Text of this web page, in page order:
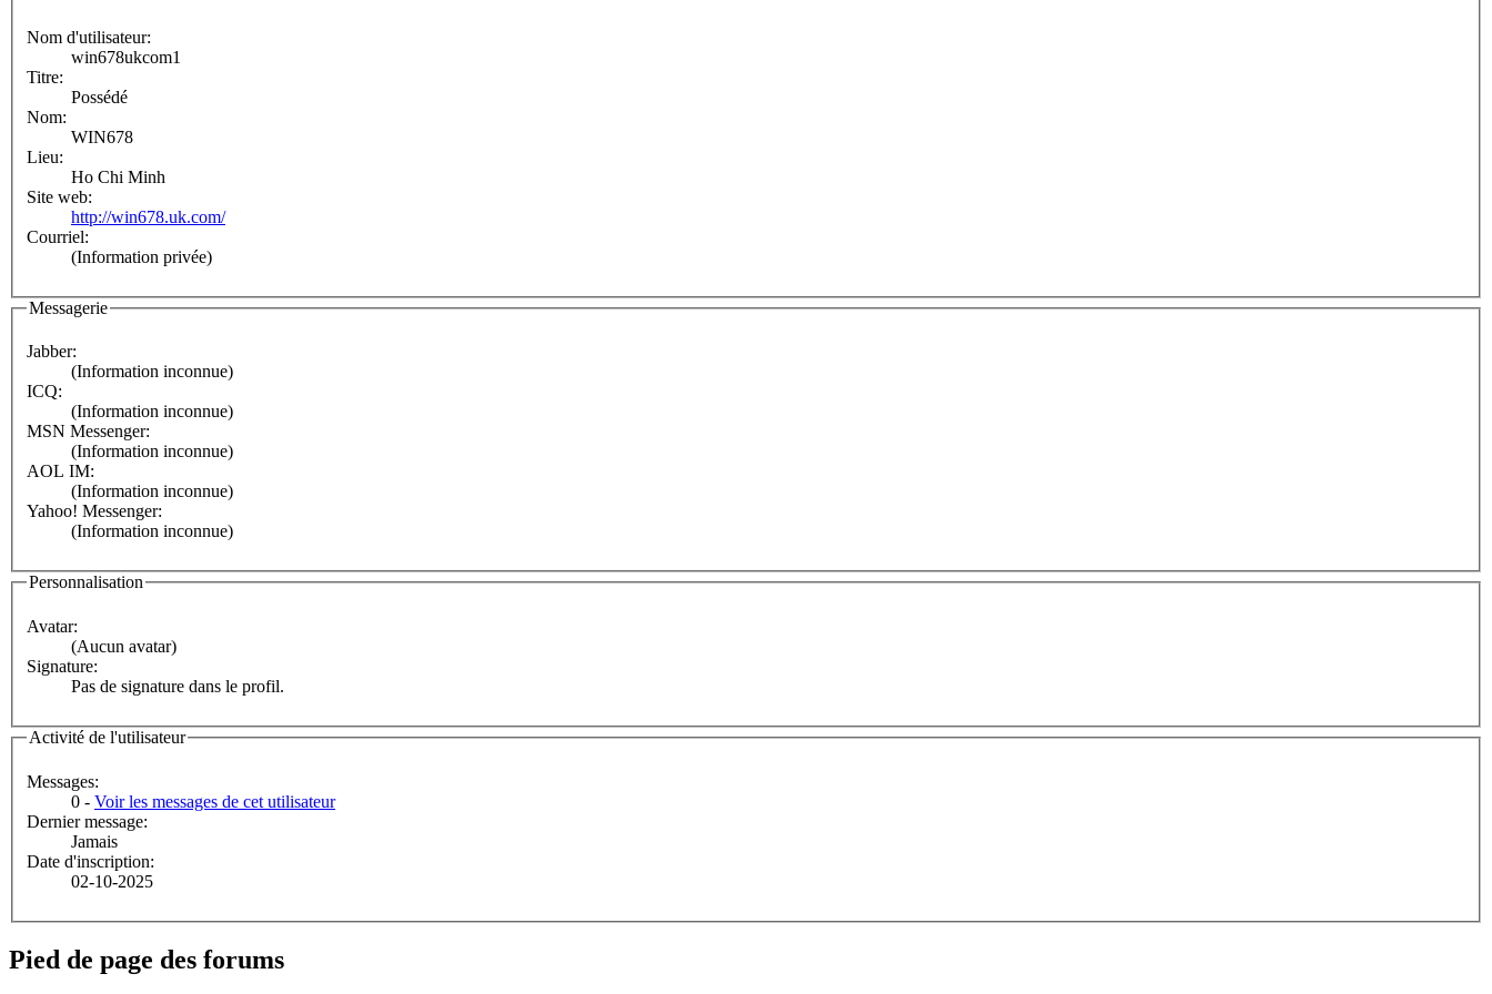
Nom d'utilisateur:
win678ukcom1
Titre:
Possédé
Nom:
WIN678
Lieu:
Ho Chi Minh
Site web:
http://win678.uk.com/
Courriel:
(Information privée)
Messagerie
Jabber:
(Information inconnue)
ICQ:
(Information inconnue)
MSN Messenger:
(Information inconnue)
AOL IM:
(Information inconnue)
Yahoo! Messenger:
(Information inconnue)
Personnalisation
Avatar:
(Aucun avatar)
Signature:
Pas de signature dans le profil.
Activité de l'utilisateur
Messages:
0 - Voir les messages de cet utilisateur
Dernier message:
Jamais
Date d'inscription:
02-10-2025
Pied de page des forums